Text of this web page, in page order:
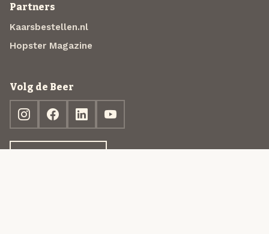
Partners
Kaarsbestellen.nl
Hopster Magazine
Volg de Beer